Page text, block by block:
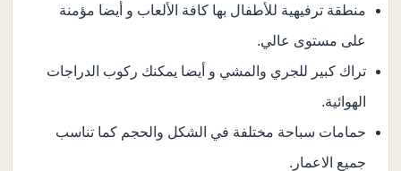
منطقة ترفيهية للأطفال بها كافة الألعاب و أيضا مؤمنة
على مستوى عالي.
تراك كبير للجري والمشي و أيضا يمكنك ركوب الدراجات
الهوائية.
حمامات سباحة مختلفة في الشكل والحجم كما تناسب
جميع الاعمار.